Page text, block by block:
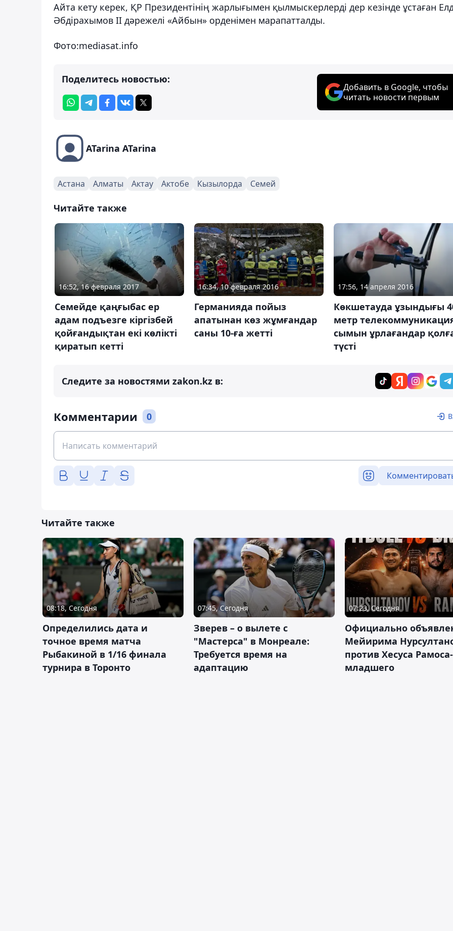
Айта кету керек, ҚР Президентінің жарлығымен қылмыскерлерді дер кезінде ұстаған
Әбдірахымов ІІ дәрежелі «Айбын» орденімен марапатталды.
Фото:mediasat.info
Поделитесь новостью:
Добавить в Google, чтобы
читать новости первым
ATarina ATarina
Астана Алматы Актау Актобе Кызылорда Семей
Читайте также
16:52, 16 февраля 2017
Семейде қаңғыбас ер
адам подъезге кіргізбей
қойғандықтан екі көлікті
қиратып кетті
16:34, 10 февраля 2016
Германияда пойыз
апатынан көз жұмғандар
саны 10-ға жетті
17:56, 14 апреля 2016
Көкшетауда ұзындығы
метр
сымын ұрлағандар
түсті
Следите за новостями zakon.kz в:
Комментарии 0
Читайте также
08:18, Сегодня
Определились дата и
точное время матча
Рыбакиной в 1/16 финала
турнира в Торонто
07:45, Сегодня
Зверев – о вылете с
"Мастерса" в Монреале:
Требуется время на
адаптацию
07:23, Сегодня
Официально
Мейирима
против Хесуса Рамоса-
младшего